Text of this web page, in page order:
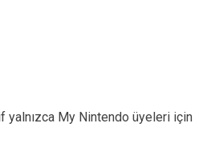
yalnızca My Nintendo üyeleri için